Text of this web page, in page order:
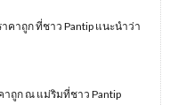
คาถูก ที่ชาว Pantip แนะนำว่า
าถูก ณ แม่ริมที่ชาว Pantip